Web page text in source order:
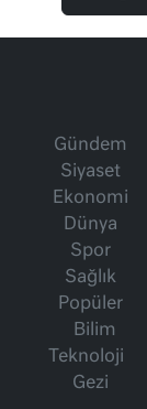
Gündem
Siyaset
Ekonomi
Dünya
Spor
Sağlık
Popüler
Bilim
Teknoloji
Gezi